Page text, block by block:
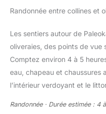
Randonnée entre collines et
Les sentiers autour de
oliveraies, des points de vue
Comptez environ 4 à 5
eau, chapeau et chaussures
l’intérieur verdoyant et le
Randonnée · Durée estimée : 4